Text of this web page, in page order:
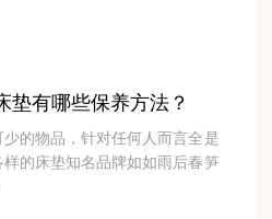
垫有哪些保养方法？
的物品，针对任何人而言全是
的床垫知名品牌如如雨后春笋